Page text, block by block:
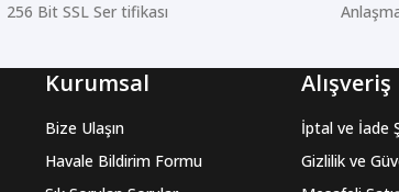
256 Bit SSL Ser tifikası
Kurumsal
Bize Ulaşın
Havale Bildirim Formu
Alışveriş
İptal ve İade
Gizlilik ve